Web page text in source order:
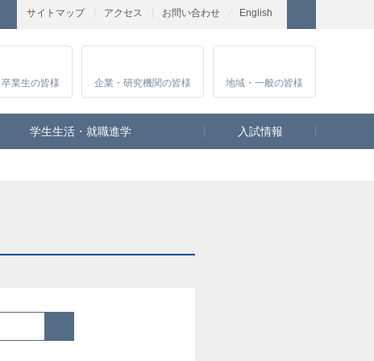
サイトマップ アクセス お問い合わせ English
卒業生の皆様 企業・研究機関の皆様 地域・一般の皆様
学生生活・就職進学 入試情報